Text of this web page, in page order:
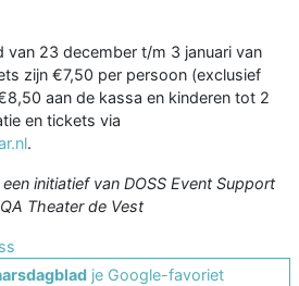
van 23 december t/m 3 januari van
zijn €7,50 per persoon (exclusief
aan de kassa en kinderen tot 2
en tickets via
.
initiatief van DOSS Event Support
Theater de Vest
je Google-favoriet